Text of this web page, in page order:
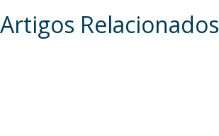
Artigos Relacionados